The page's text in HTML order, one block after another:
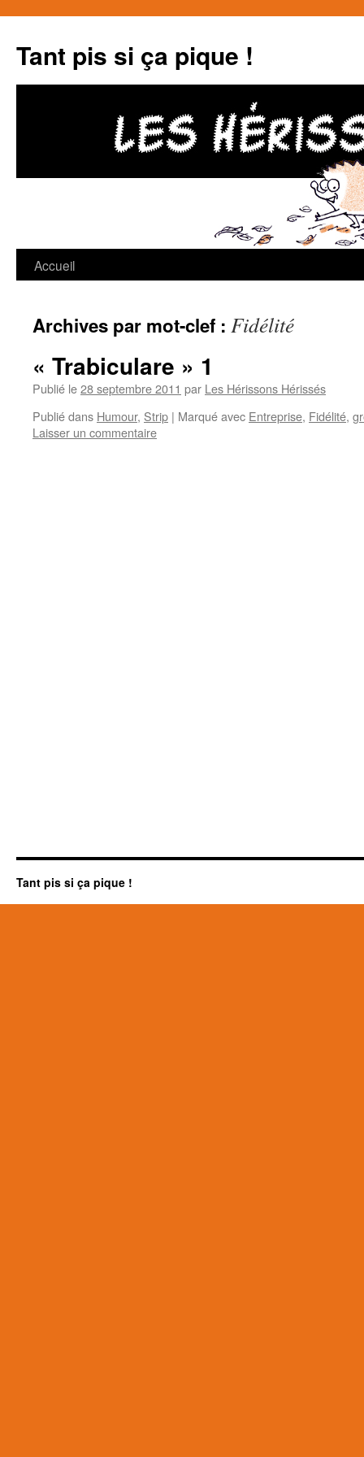
Tant pis si ça pique !
Aller
contenu
Accueil
Archives par mot-clef : Fidélité
« Trabiculare » 1
Publié le28 septembre 2011 par Les Hérissons Hérissés
Publié dans Humour, Strip | Marqué avec Entreprise, Fidélité,
Laisser un commentaire
Tant pis si ça pique !